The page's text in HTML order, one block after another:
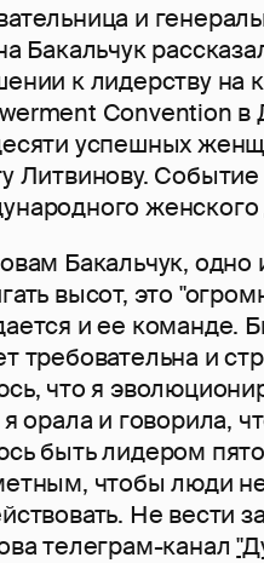
и
Бакальчук
к лидерству на
Convention в
успешных
Литвинову.
женского
Бакальчук,
высот, это
и ее команде.
требовательна и
что я
я орала и говорила,
быть лидером
чтобы люди
Не вести
телеграм-канал